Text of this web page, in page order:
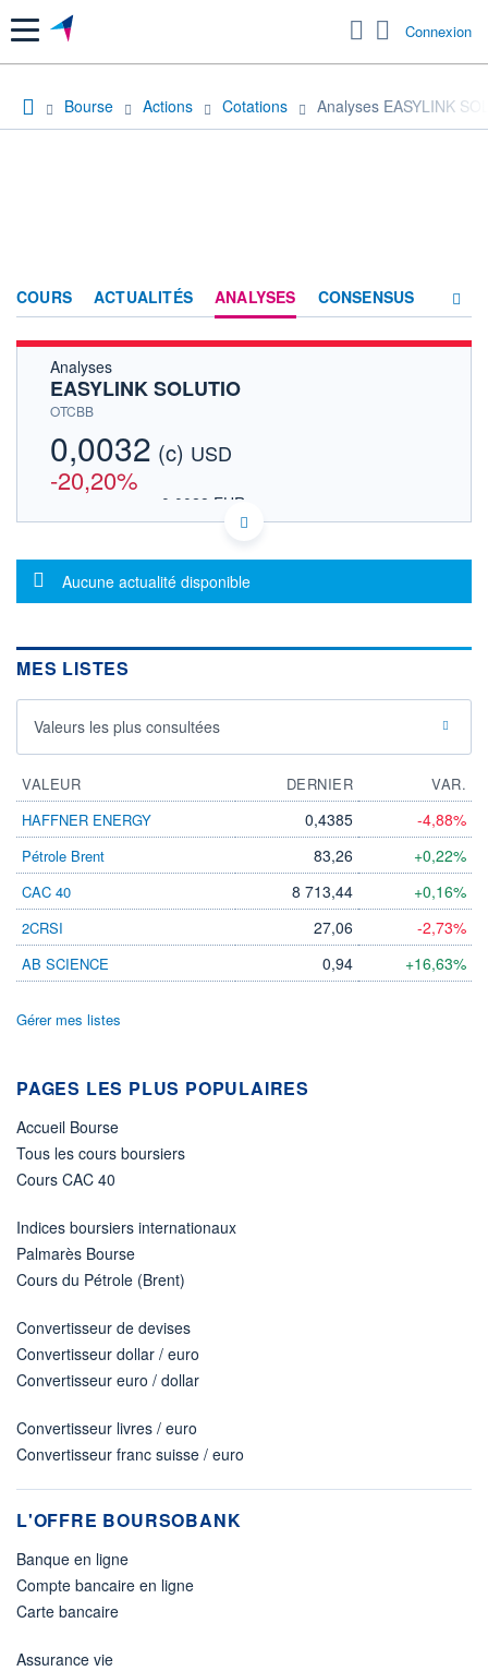
Menu Connexion
Bourse Actions Cotations Analyses EASYLINK
COURS ACTUALITÉS ANALYSES CONSENSUS
Analyses
EASYLINK SOLUTIO
OTCBB
0,0032 (c) USD
-20,20%
0,0028 EUR
DONNÉES TEMPS DIFFÉRÉ
Politique d'exécution
Cotation sur les autres places
0,0032
0,0032 0,0032
VOLUME
220 0,00%
VALORISATION
LIMITE À LA
BAISSE
0,0000
LIMITE À LA
HAUSSE
0,0000
ESTIMÉ 2026
- -
DERNIER
ÉCHANGE
06.08.26 / 17:37:29
ÉLIGIBILITÉ
Non éligible
+ PORTEFEUILLE
Message d'information
Aucune actualité disponible
MES LISTES
Valeurs les plus consultées
VALEUR DERNIER
VAR.
HAFFNER ENERGY
0,4385 -4,88%
Pétrole Brent 83,26 +0,22%
CAC 40 8 713,44 +0,16%
2CRSI 27,06 -2,73%
AB SCIENCE 0,94 +16,63%
Gérer mes listes
PAGES LES PLUS POPULAIRES
Accueil Bourse
Tous les cours boursiers
Cours CAC 40
Indices boursiers internationaux
Palmarès Bourse
Cours du Pétrole (Brent)
Convertisseur de devises
Convertisseur dollar / euro
Convertisseur euro / dollar
Convertisseur livres / euro
Convertisseur franc suisse / euro
L'OFFRE BOURSOBANK
Banque en ligne
Compte bancaire en ligne
Carte bancaire
Assurance vie